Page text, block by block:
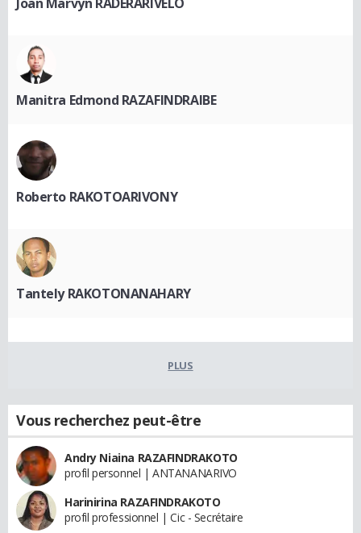
Manitra Edmond RAZAFINDRAIBE
Roberto RAKOTOARIVONY
Tantely RAKOTONANAHARY
PLUS
Vous recherchez peut-être
Andry Niaina RAZAFINDRAKOTO
profil personnel | ANTANANARIVO
Harinirina RAZAFINDRAKOTO
profil professionnel | Cic - Secrétaire